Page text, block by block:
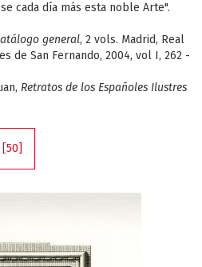
cada día más esta noble Arte".
general, 2 vols. Madrid, Real
de San Fernando, 2004, vol I, 262 -
Retratos de los Españoles Ilustres